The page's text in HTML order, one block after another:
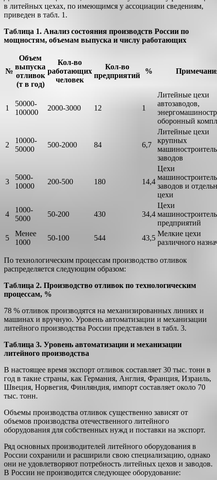
в литейных цехах, по имеющимся у ассоциации сведениям,
приведен в табл. 1.
Таблица 1. Анализ состояния производств России по
мощностям, объемам выпуска и числу работающих
№
Объем
выпуска
отливок
(т в год)
Кол-во
работающих
человек
Кол-во
предприятий
%
1
50000-
100000
2000-3000 12 1
Литейные цехи
автозаводов,
оборонный
2
10000-
50000
500-2000 84 6,7
Литейные цехи
крупных
заводов
3
5000-
10000
200-500 180 14,4
Цехи
заводов и
цехи
4
1000-
5000
50-200 430 34,4
Цехи
предприятий
5
Менее
1000
50-100 544 43,5
Мелкие цехи
различного
По технологическим процессам производство отливок
распределяется следующим образом:
Таблица 2. Производство отливок по технологическим
процессам, %
78 % отливок производятся на механизированных линиях и
машинах и вручную. Уровень автоматизации и механизации
литейного производства России представлен в табл. 3.
Таблица 3. Уровень автоматизации и механизации
литейного производства
В настоящее время экспорт отливок составляет 30 тыс. тонн в
год в такие страны, как Германия, Англия, Франция, Израиль,
Швеция, Норвегия, Финляндия, импорт составляет около 70
тыс. тонн.
Объемы производства отливок существенно зависят от
объемов производства отечественного литейного
оборудования для собственных нужд и поставки на экспорт.
Ряд основных производителей литейного оборудования в
России сохранили и расширили свою специализацию, однако
они не удовлетворяют потребность литейных цехов и заводов.
В России не производится следующее оборудование: